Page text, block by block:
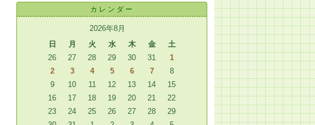
カレンダー
2026年8月
日
月 火 水 木 金
土
26
27 28 29 30 31
1
2
3 4 5 6 7
8
9
10 11 12 13 14
15
16
17 18 19 20 21
22
23
24 25 26 27 28
29